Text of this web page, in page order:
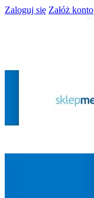
Zaloguj się Załóż konto